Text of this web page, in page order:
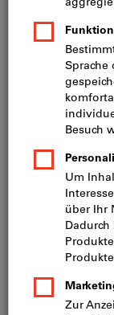
Artikel-Nr.: 457543
Gewinde-Ø d
35 mm
Gewindelänge lg
:7 mm
Antriebsgrösse
: T 10
Bestellschritt: 200
Sofort lieferbar